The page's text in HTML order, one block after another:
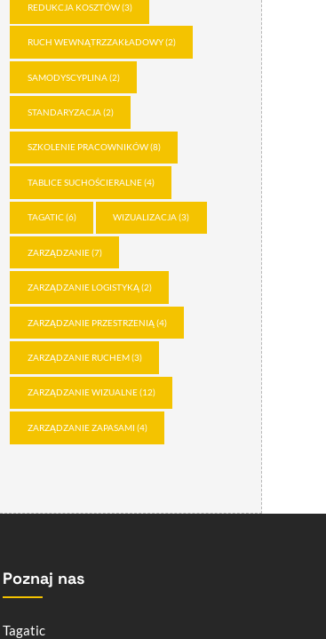
REDUKCJA KOSZTÓW(3)
RUCH WEWNĄTRZZAKŁADOWY(2)
SAMODYSCYPLINA(2)
STANDARYZACJA(2)
SZKOLENIE PRACOWNIKÓW(8)
TABLICE SUCHOŚCIERALNE(4)
TAGATIC(6) WIZUALIZACJA(3)
ZARZĄDZANIE(7)
ZARZĄDZANIE LOGISTYKĄ(2)
ZARZĄDZANIE PRZESTRZENIĄ(4)
ZARZĄDZANIE RUCHEM(3)
ZARZĄDZANIE WIZUALNE(12)
ZARZĄDZANIE ZAPASAMI (4)
Poznaj nas
Tagatic